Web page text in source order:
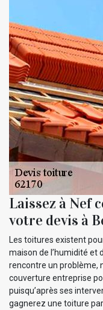
Laissez à Nef
votre devis à
Les toitures existent
maison de l’humidité et
rencontre un problème,
couverture entreprise
puisqu’après ses
gagnerez une toiture